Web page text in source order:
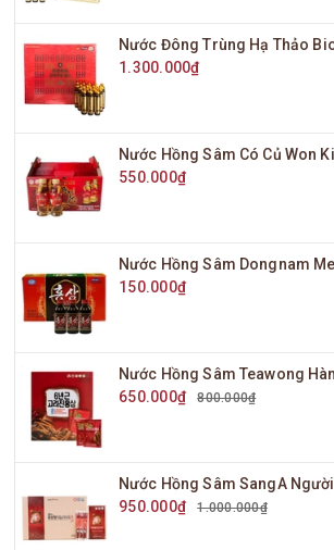
1.300.000₫
550.000₫
150.000₫
650.000₫
800.000₫
950.000₫
1.000.000₫